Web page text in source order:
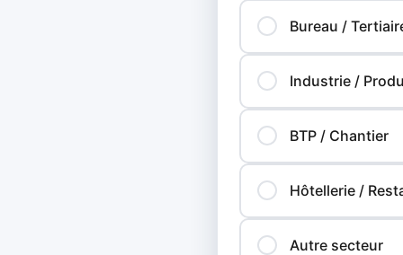
Bureau /
Industrie /
BTP / Chantier
Hôtellerie /
Autre secteur